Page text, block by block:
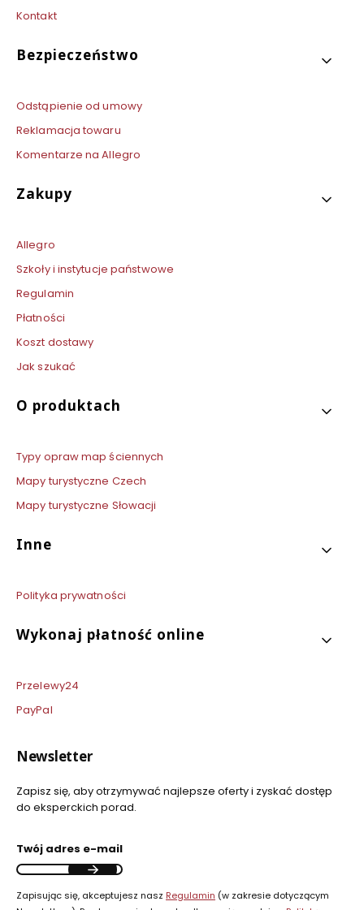
Kontakt
Bezpieczeństwo
Odstąpienie od umowy
Reklamacja towaru
Komentarze na Allegro
Zakupy
Allegro
Szkoły i instytucje państwowe
Regulamin
Płatności
Koszt dostawy
Jak szukać
O produktach
Typy opraw map ściennych
Mapy turystyczne Czech
Mapy turystyczne Słowacji
Inne
Polityka prywatności
Wykonaj płatność online
Przelewy24
PayPal
Newsletter
Zapisz się, aby otrzymywać najlepsze oferty i zyskać dostęp
do eksperckich porad.
Twój adres e-mail
Zapisując się, akceptujesz nasz Regulamin (w zakresie dotyczącym